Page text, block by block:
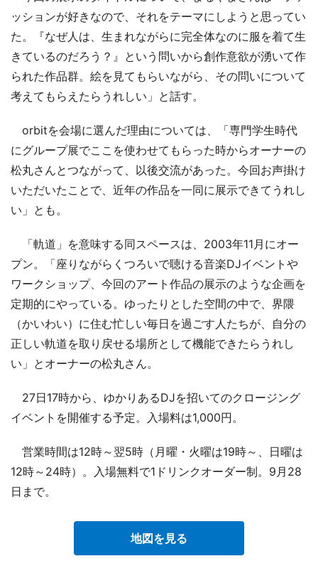
ッションが好きなので、それをテーマにしようと思ってい
た。『なぜ人は、生まれながらに完全体なのに服を着て生
きているのだろう？』という問いから創作意欲が湧いて作
られた作品群。絵を見てもらいながら、その問いについて
考えてもらえたらうれしい」と話す。
orbitを会場に選んだ理由については、「専門学生時代
にグループ展でここを使わせてもらった時からオーナーの
松丸さんとつながって、以後交流があった。今回お声掛け
いただいたことで、近年の作品を一同に展示できてうれし
い」とも。
「軌道」を意味する同スペースは、2003年11月にオー
プン。「座りながらくつろいで聴ける音楽DJイベントや
ワークショップ、今回のアート作品の展示のような企画を
定期的にやっている。ゆったりとした空間の中で、界隈
（かいわい）に住む忙しい毎日を過ごす人たちが、自分の
正しい軌道を取り戻せる場所として機能できたらうれし
い」とオーナーの松丸さん。
27日17時から、ゆかりあるDJを招いてのクロージング
イベントを開催する予定。入場料は1,000円。
営業時間は12時～翌5時（月曜・火曜は19時～、日曜は
12時～24時）。入場無料で1ドリンクオーダー制。9月28
日まで。
地図を見る